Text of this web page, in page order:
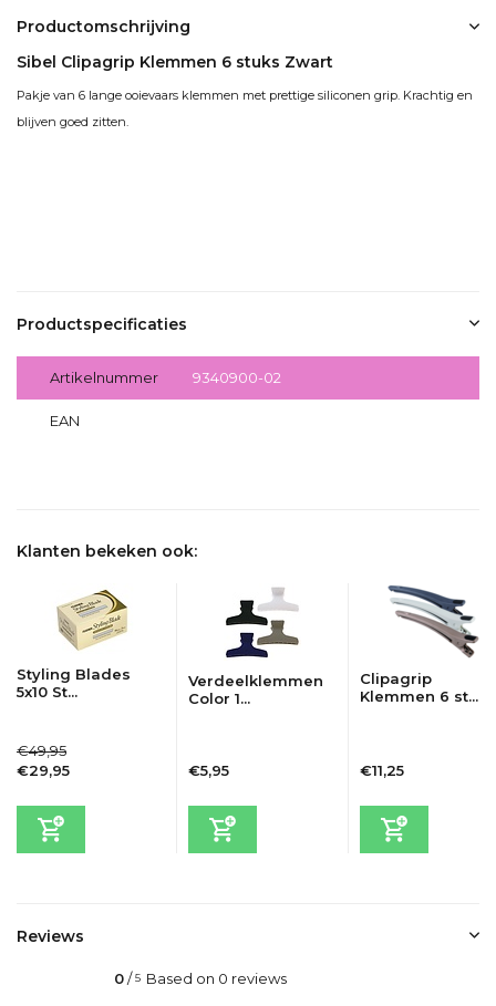
Productomschrijving
Sibel Clipagrip Klemmen 6 stuks Zwart
Pakje van 6 lange ooievaars klemmen met prettige siliconen grip. Krachtig en
blijven goed zitten.
Productspecificaties
Artikelnummer 9340900-02
EAN
Klanten bekeken ook:
Styling Blades
5x10 St...
€49,95
€29,95
Verdeelklemmen
Color 1...
€5,95
Clipagrip
Klemmen 6 st...
€11,25
Reviews
0/5 Based on 0 reviews